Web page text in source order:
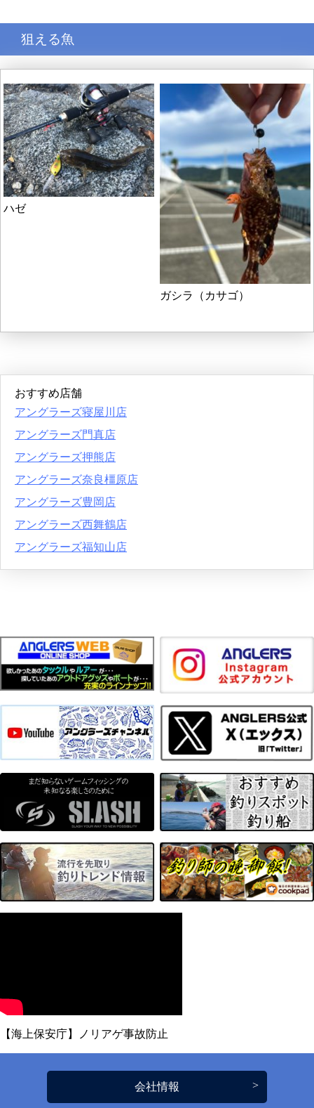
狙える魚
ハゼ
ガシラ（カサゴ）
おすすめ店舗
アングラーズ寝屋川店
アングラーズ門真店
アングラーズ押熊店
アングラーズ奈良橿原店
アングラーズ豊岡店
アングラーズ西舞鶴店
アングラーズ福知山店
【海上保安庁】ノリアゲ事故防止
会社情報